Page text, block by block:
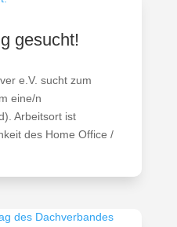
gesucht!
e.V. sucht zum
eine/n
Arbeitsort ist
des Home Office /